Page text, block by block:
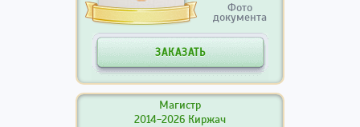
Фото
документа
ЗАКАЗАТЬ
Магистр
2014-2026 Киржач